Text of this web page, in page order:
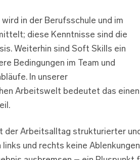
wird in der Berufsschule und im
diese Kenntnisse sind die
Weiterhin sind Soft Skills ein
Bedingungen im Team und
In unserer
Arbeitswelt bedeutet das einen
der Arbeitsalltag strukturierter
und rechts keine Ablenkungen